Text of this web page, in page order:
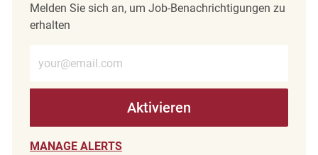
Melden Sie sich an, um Job-Benachrichtigungen zu
erhalten
Aktivieren
MANAGE ALERTS